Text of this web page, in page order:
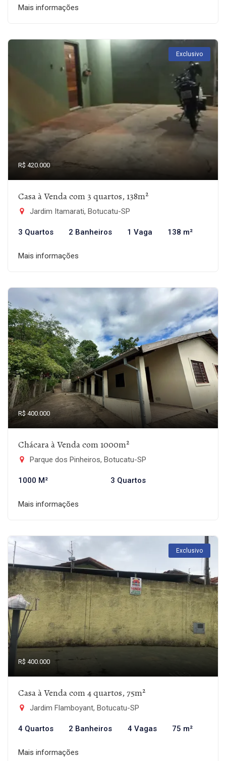
Mais informações
Exclusivo
R$ 420.000
Casa à Venda com 3 quartos, 138m²
Jardim Itamarati, Botucatu-SP
3 Quartos 2 Banheiros 1 Vaga 138 m²
Mais informações
R$ 400.000
Chácara à Venda com 1000m²
Parque dos Pinheiros, Botucatu-SP
1000 M² 3 Quartos
Mais informações
Exclusivo
R$ 400.000
Casa à Venda com 4 quartos, 75m²
Jardim Flamboyant, Botucatu-SP
4 Quartos 2 Banheiros 4 Vagas 75 m²
Mais informações